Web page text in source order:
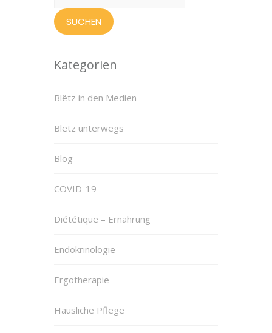
Kategorien
Blëtz in den Medien
Blëtz unterwegs
Blog
COVID-19
Diététique – Ernährung
Endokrinologie
Ergotherapie
Häusliche Pflege